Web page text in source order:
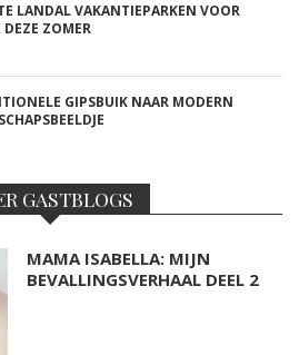
LANDAL VAKANTIEPARKEN VOOR
ZOMER
GIPSBUIK NAAR MODERN
GASTBLOGS
MAMA ISABELLA: MIJN
BEVALLINGSVERHAAL DEEL 2